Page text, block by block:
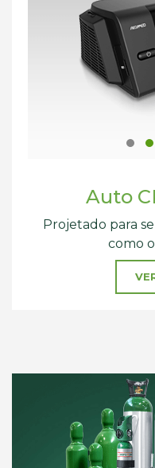
Auto
Projetado para
como